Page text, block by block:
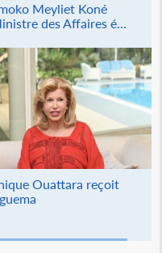
Meyliet Koné
des Affaires é...
Ouattara reçoit